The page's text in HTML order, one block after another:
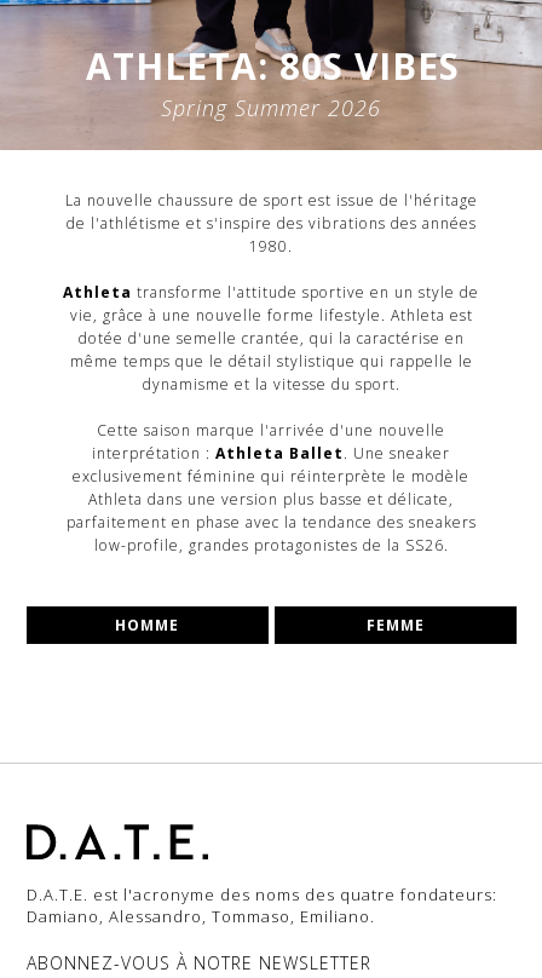
ATHLETA: 80S VIBES
Spring Summer 2026
La nouvelle chaussure de sport est issue de l'héritage
de l'athlétisme et s'inspire des vibrations des années
1980.
Athleta transforme l'attitude sportive en un style de
vie, grâce à une nouvelle forme lifestyle. Athleta est
dotée d'une semelle crantée, qui la caractérise en
même temps que le détail stylistique qui rappelle le
dynamisme et la vitesse du sport.
Cette saison marque l'arrivée d'une nouvelle
interprétation : Athleta Ballet. Une sneaker
exclusivement féminine qui réinterprète le modèle
Athleta dans une version plus basse et délicate,
parfaitement en phase avec la tendance des sneakers
low-profile, grandes protagonistes de la SS26.
HOMME FEMME
D.A.T.E. est l'acronyme des noms des quatre fondateurs:
Damiano, Alessandro, Tommaso, Emiliano.
ABONNEZ-VOUS À NOTRE NEWSLETTER